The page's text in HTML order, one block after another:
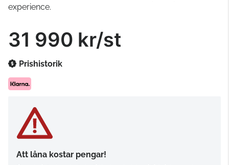
experience.
31 990 kr/st
Prishistorik
Att låna kostar pengar!